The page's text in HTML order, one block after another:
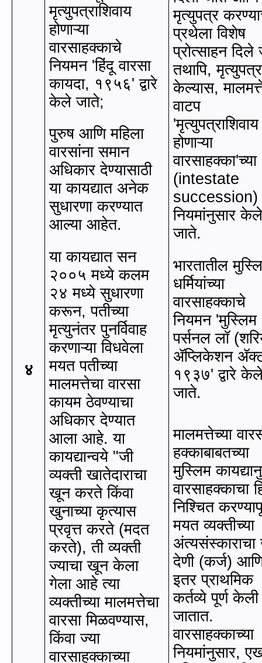
४
मृत्युपत्राशिवाय
होणाऱ्या
वारसाहक्काचे
नियमन 'हिंदू वारसा
कायदा, १९५६'द्वारे
केले जाते;
पुरुष आणि महिला
वारसांना समान
अधिकार देण्यासाठी
या कायद्यात अनेक
सुधारणा करण्यात
आल्या आहेत.
या कायद्यात सन
२००५ मध्‍ये कलम
२४ मध्‍ये सुधारणा
करून, पतीच्या
मृत्युनंतर पुनर्विवाह
करणाऱ्या विधवेला
मयत पतीच्या
मालमत्तेचा वारसा
कायम ठेवण्‍याचा
अधिकार देण्‍यात
आला आहे. या
कायद्यान्‍वये "जी
व्यक्ती खातेदाराचा
खून करते किंवा
खुनाच्या कृत्यास
प्रवृत्त करते (मदत
करते),ती व्यक्ती
ज्याचा खून केला
गेला आहे त्या
व्यक्तीच्या मालमत्तेचा
वारसा मिळवण्यास,
किंवा ज्या
वारसाहक्काच्या
मृत्युपत्र
प्रथेला विशेष
प्रोत्साहन दिले
तथापि,
केल्यास,
वाटप
'मृत्युपत्राशिवाय
होणाऱ्या
वारसाहक्का'च्या
(intestate
succession)
नियमांनुसार
जाते.
भारतातील
धर्मियांच्‍या
वारसाहक्काचे
नियमन 'मुस्लिम
पर्सनल लॉ
ॲप्लिकेशन
१९३७'द्वारे
जाते.
मालमत्तेच्या
हक्काबाबतच्या
मुस्लिम
वारसाहक्काचा
निश्चित
मयत व्यक्तीच्‍या
अंत्यसंस्काराचा
देणी (कर्ज)
इतर प्राथमिक
कर्तव्ये पूर्ण केली
जातात.
वारसाहक्काच्या
नियमांनुसार,